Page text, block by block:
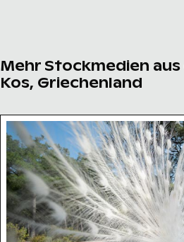
Mehr Stockmedien
Kos, Griechenland
Majestätischer weißer Pfau